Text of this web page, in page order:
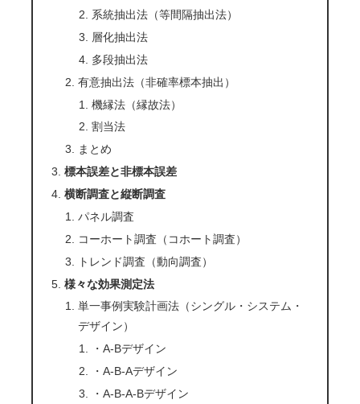
系統抽出法（等間隔抽出法）
層化抽出法
多段抽出法
有意抽出法（非確率標本抽出）
機縁法（縁故法）
割当法
まとめ
標本誤差と非標本誤差
横断調査と縦断調査
パネル調査
コーホート調査（コホート調査）
トレンド調査（動向調査）
様々な効果測定法
単一事例実験計画法（シングル・システム・
デザイン）
・A-Bデザイン
・A-B-Aデザイン
・A-B-A-Bデザイン